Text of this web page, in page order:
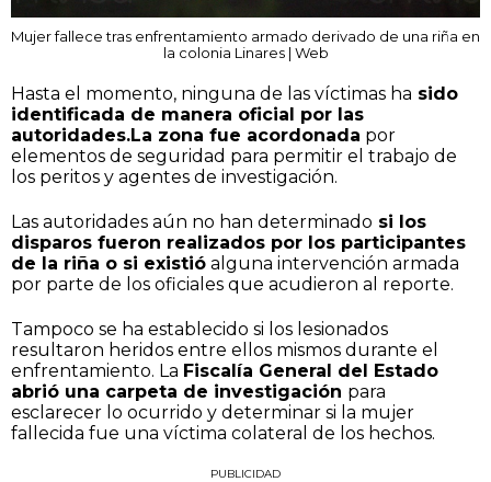
Mujer fallece tras enfrentamiento armado derivado de una riña en
la colonia Linares | Web
Hasta el momento, ninguna de las víctimas ha sido
identificada de manera oficial por las
autoridades.La zona fue acordonada por
elementos de seguridad para permitir el trabajo de
los peritos y agentes de investigación.
Las autoridades aún no han determinado si los
disparos fueron realizados por los participantes
de la riña o si existió alguna intervención armada
por parte de los oficiales que acudieron al reporte.
Tampoco se ha establecido si los lesionados
resultaron heridos entre ellos mismos durante el
enfrentamiento. La Fiscalía General del Estado
abrió una carpeta de investigación para
esclarecer lo ocurrido y determinar si la mujer
fallecida fue una víctima colateral de los hechos.
PUBLICIDAD